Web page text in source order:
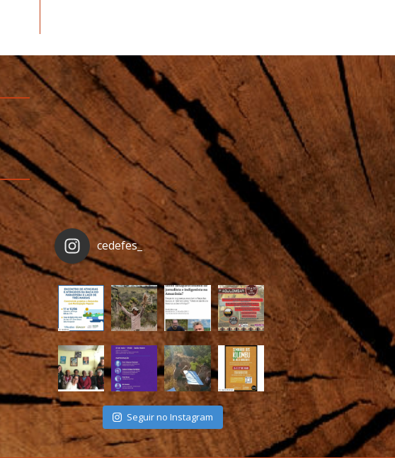
cedefes_
Seguir no Instagram